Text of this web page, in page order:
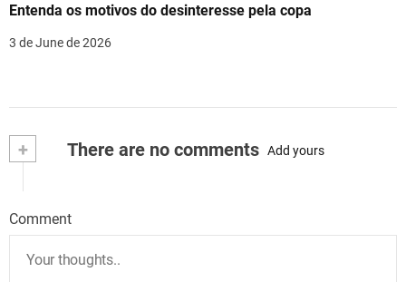
Entenda os motivos do desinteresse pela copa
3 de June de 2026
+ There are no comments Add yours
Comment